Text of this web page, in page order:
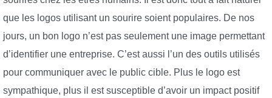
que les logos utilisant un sourire soient populaires. De nos
jours, un bon logo n’est pas seulement une image permettant
d’identifier une entreprise. C’est aussi l’un des outils utilisés
pour communiquer avec le public cible. Plus le logo est
sympathique, plus il est susceptible d’avoir un impact positif